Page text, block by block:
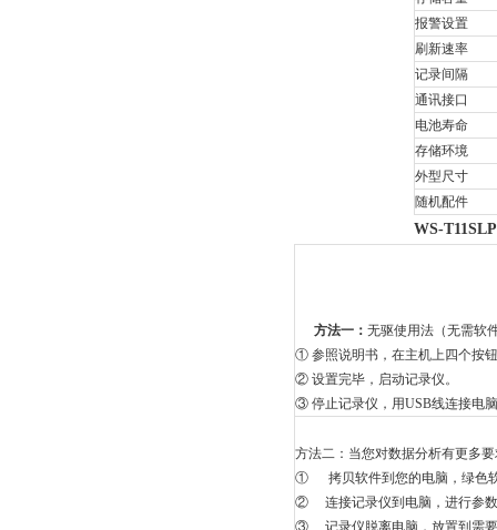
报警设置
刷新速率
记录间隔
通讯接口
电池寿命
存储环境
外型尺寸
随机配件
WS-
方法一：无驱使用法（无需软
①参照说明书，在主机上四个按
②设置完毕，启动记录仪。
③停止记录仪，用USB线连接电
方法二：当您对数据分析有更多
①拷贝软件到您的电脑，绿色
②连接记录仪到电脑，进行参
③记录仪脱离电脑，放置到需